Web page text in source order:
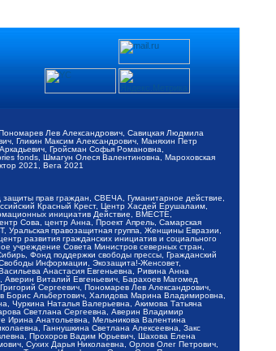
Лев Александрович, Савицкая Людмила
Гликин Максим Александрович, Маняхин Петр
Гройсман Софья Романовна,
fonds, Шмагун Олеся Валентиновна, Мароховская
2021, Вега 2021
прав граждан, СВЕЧА, Гуманитарное действие,
Красный Крест, Центр Хасдей Ерушалаим,
инициатив Действие, ВМЕСТЕ,
Сова, центр Анна, Проект Апрель, Самарская
правозащитная группа, Женщины Евразии,
развития гражданских инициатив и социального
учреждение Совета Министров северных стран,
Фонд поддержки свободы прессы, Гражданский
Информации, Экозащита!-Женсовет,
Анастасия Евгеньевна, Ривина Анна
Виталий Евгеньевич, Барахоев Магомед
Сергеевич, Пономарев Лев Александрович,
Борис Альбертович, Халидова Марина Владимировна,
Чуркина Наталья Валерьевна, Акимова Татьяна
Светлана Сергеевна, Аверин Владимир
Ирина Анатольевна, Мельникова Валентина
Ганнушкина Светлана Алексеевна, Закс
Прохоров Вадим Юрьевич, Шахова Елена
Сухих Дарья Николаевна, Орлов Олег Петрович,